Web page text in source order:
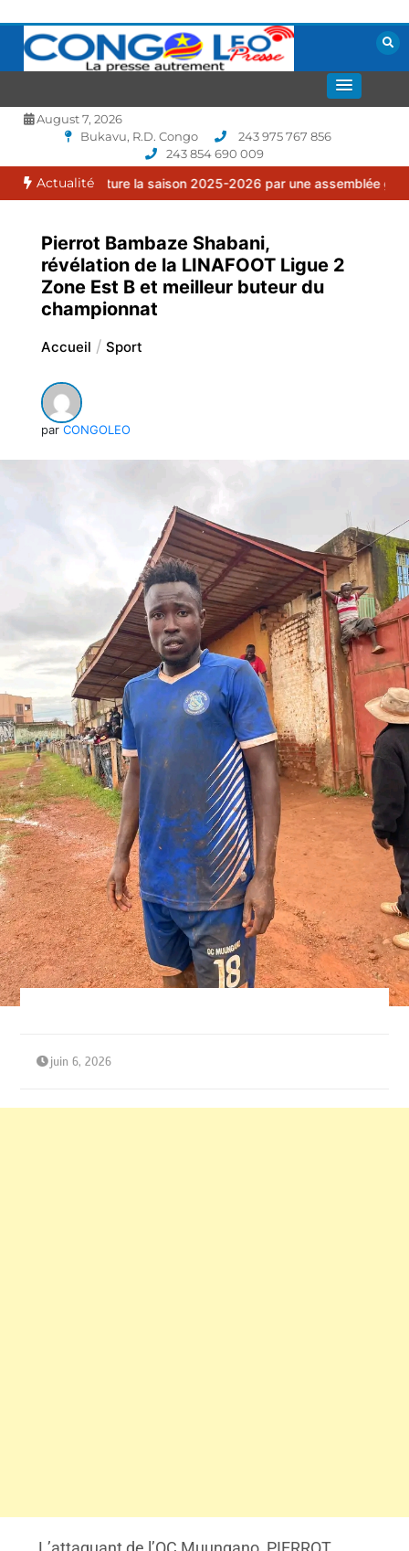
contenu
CONGOLEO
August 7, 2026
Bukavu, R.D. Congo
243 975 767 856
243 854 690 009
Actualité
la saison 2025-2026 par une assemblée générale ordinaire.
Pierrot Bambaze Shabani,
révélation de la LINAFOOT Ligue 2
Zone Est B et meilleur buteur du
championnat
Accueil Sport
par CONGOLEO
juin 6, 2026